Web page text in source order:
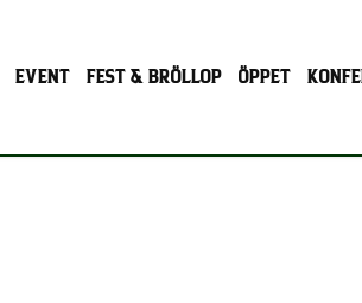
EVENT FEST & BRÖLLOP ÖPPET